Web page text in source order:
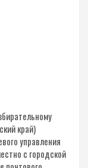
край)
управления
с городской